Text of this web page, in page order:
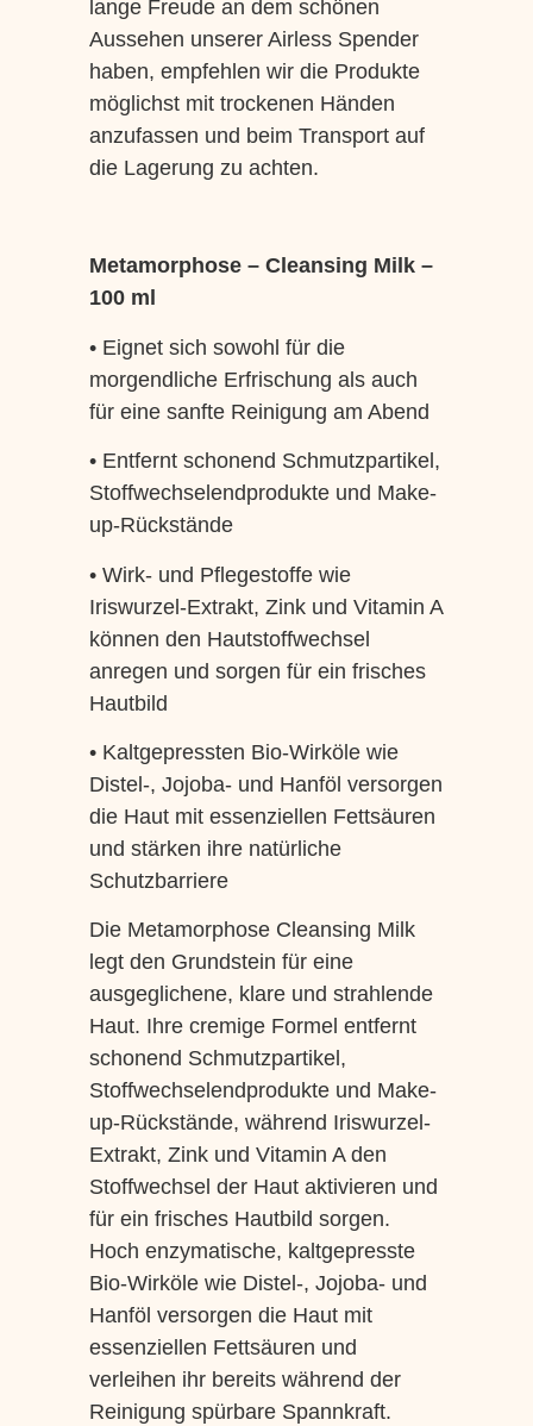
lange Freude an dem schönen
Aussehen unserer Airless Spender
haben, empfehlen wir die Produkte
möglichst mit trockenen Händen
anzufassen und beim Transport auf
die Lagerung zu achten.
Metamorphose – Cleansing Milk –
100 ml
• Eignet sich sowohl für die
morgendliche Erfrischung als auch
für eine sanfte Reinigung am Abend
• Entfernt schonend Schmutzpartikel,
Stoffwechselendprodukte und Make-
up-Rückstände
• Wirk- und Pflegestoffe wie
Iriswurzel-Extrakt, Zink und Vitamin A
können den Hautstoffwechsel
anregen und sorgen für ein frisches
Hautbild
• Kaltgepressten Bio-Wirköle wie
Distel-, Jojoba- und Hanföl versorgen
die Haut mit essenziellen Fettsäuren
und stärken ihre natürliche
Schutzbarriere
Die Metamorphose Cleansing Milk
legt den Grundstein für eine
ausgeglichene, klare und strahlende
Haut. Ihre cremige Formel entfernt
schonend Schmutzpartikel,
Stoffwechselendprodukte und Make-
up-Rückstände, während Iriswurzel-
Extrakt, Zink und Vitamin A den
Stoffwechsel der Haut aktivieren und
für ein frisches Hautbild sorgen.
Hoch enzymatische, kaltgepresste
Bio-Wirköle wie Distel-, Jojoba- und
Hanföl versorgen die Haut mit
essenziellen Fettsäuren und
verleihen ihr bereits während der
Reinigung spürbare Spannkraft.